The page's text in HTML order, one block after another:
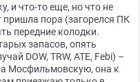
и что-то еще, но что не
пришла пора (загорелся ПК
передние колодки.
запасов, опять
DOW, TRW, ATE, Febi) –
Мосфильмовскую, она к